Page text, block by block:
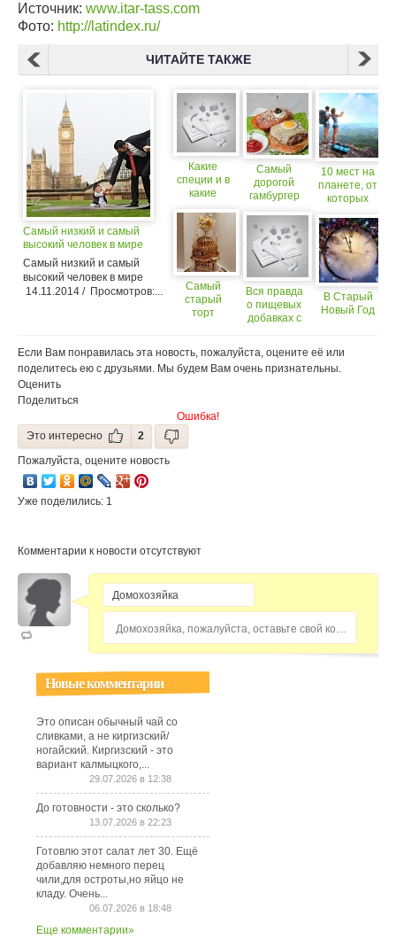
Источник: www.itar-tass.com
Фото: http://latindex.ru/
ЧИТАЙТЕ ТАКЖЕ
Самый низкий и самый
высокий человек в мире
Самый низкий и самый
высокий человек в мире
14.11.2014 / Просмотров:...
Какие
специи и в
какие
добавлять?
Самый
старый
торт
Самый
дорогой
гамбургер
подают с
золотой
зубочисткой
Вся правда
о пищевых
добавках с
вредны, а
какие
10 мест на
планете, от
которых
дух
В Старый
Новый Год
Если Вам понравилась эта новость, пожалуйста, оцените её или
поделитесь ею с друзьями. Мы будем Вам очень признательны.
Оценить
Поделиться
Ошибка!
Это интересно
2
Пожалуйста, оцените новость
Уже поделились: 1
Комментарии к новости отсутствуют
Домохозяйка, пожалуйста, оставьте свой комментарий...
Новые комментарии
Это описан обычный чай со
сливками, а не киргизский/
ногайский. Киргизский - это
вариант калмыцкого,...
29.07.2026 в 12:38
До готовности - это сколько?
13.07.2026 в 22:23
Готовлю этот салат лет 30. Ещё
добавляю немного перец
чили,для остроты,но яйцо не
кладу. Очень...
06.07.2026 в 18:48
Еще комментарии»